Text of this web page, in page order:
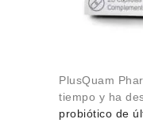
PlusQuam
tiempo y ha
probiótico de